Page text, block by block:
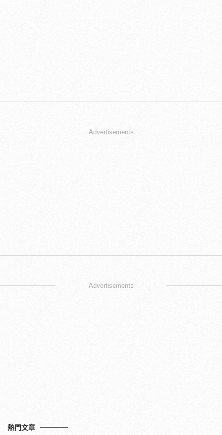
Advertisements
Advertisements
熱門文章